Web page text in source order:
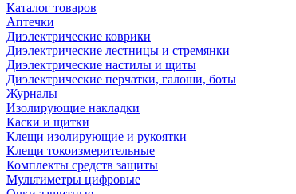
Каталог товаров
Аптечки
Диэлектрические коврики
Диэлектрические лестницы и стремянки
Диэлектрические настилы и щиты
Диэлектрические перчатки, галоши, боты
Журналы
Изолирующие накладки
Каски и щитки
Клещи изолирующие и рукоятки
Клещи токоизмерительные
Комплекты средств защиты
Мультиметры цифровые